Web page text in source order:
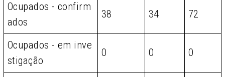
Ocupados - confirm
ados
38 34 72
Ocupados - em inve
stigação
0 0 0